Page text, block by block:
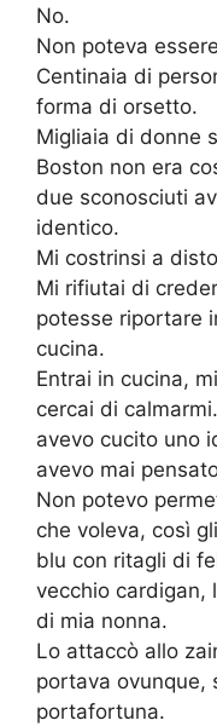
No.
Non poteva
Centinaia di
forma di orsetto.
Migliaia di donne
Boston non era
due sconosciuti
identico.
Mi costrinsi a
Mi rifiutai di
potesse riportare
cucina.
Entrai in cucina,
cercai di
avevo cucito uno
avevo mai
Non potevo
che voleva, così
blu con ritagli di
vecchio cardigan,
di mia nonna.
Lo attaccò allo
portava ovunque,
portafortuna.